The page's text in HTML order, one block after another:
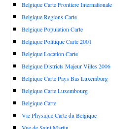
Belgique Carte Frontiere Internationale
Belgique Regions Carte
Belgique Population Carte
Belgique Politique Carte 2001
Belgique Location Carte
Belgique Districts Majeur Villes 2006
Belgique Carte Pays Bas Luxemburg
Belgique Carte Luxembourg
Belgique Carte
Vie Physique Carte du Belgique